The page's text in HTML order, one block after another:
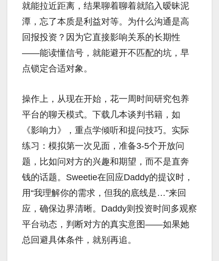
就能拉近距离，结果聊着聊着就陷入暧昧泥
潭，忘了本质是利益对等。为什么沟通是高
回报投资？因为它直接影响关系的长期性
——能读懂信号，就能避开不匹配的坑，早
点锁定合适对象。
操作上，从现在开始，花一周时间研究包养
平台的聊天模式。下载几本谈判书籍，如
《影响力》，重点学倾听和提问技巧。实际
练习：模拟第一次见面，准备3-5个开放问
题，比如问对方的兴趣和期望，而不是直奔
钱的话题。Sweetie在回应Daddy的提议时，
用“我理解你的需求，但我的底线是…”来回
应，确保边界清晰。Daddy则投资时间多观察
平台动态，判断对方的真实意图——如果她
总回避具体条件，就别再追。